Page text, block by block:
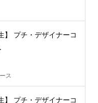
】 プチ・デザイナーコ
ス
】 プチ・デザイナーコ